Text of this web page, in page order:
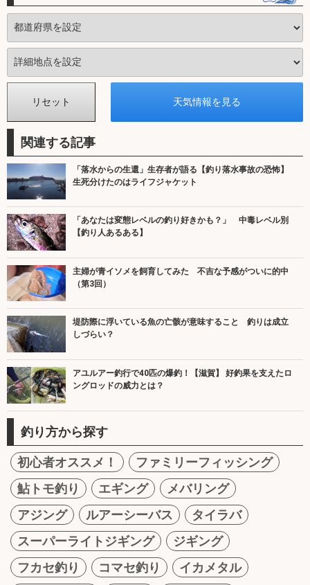
関連する記事
「落水からの生還」生存者が語る【釣り落水事故の恐怖】
生死分けたのはライフジャケット
「あなたは変態レベルの釣り好きかも？」 中毒レベル別
【釣り人あるある】
主婦が青イソメを飼育してみた 不吉な予感がついに的中
（第3回）
堤防際に浮いている魚の亡骸が意味すること 釣りは成立
しづらい？
アユルアー釣行で40匹の爆釣！【滋賀】 好釣果を支えたロ
ングロッドの威力とは？
釣り方から探す
初心者オススメ！
ファミリーフィッシング
鮎トモ釣り
エギング
メバリング
アジング
ルアーシーバス
タイラバ
スーパーライトジギング
ジギング
フカセ釣り
コマセ釣り
イカメタル